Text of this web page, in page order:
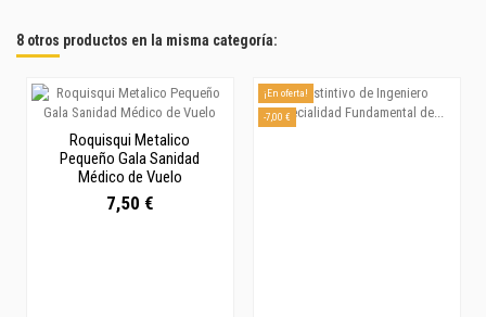
8 otros productos en la misma categoría:
Roquisqui Metalico
Pequeño Gala Sanidad
Médico de Vuelo
7,50 €
¡En oferta!
-7,00 €